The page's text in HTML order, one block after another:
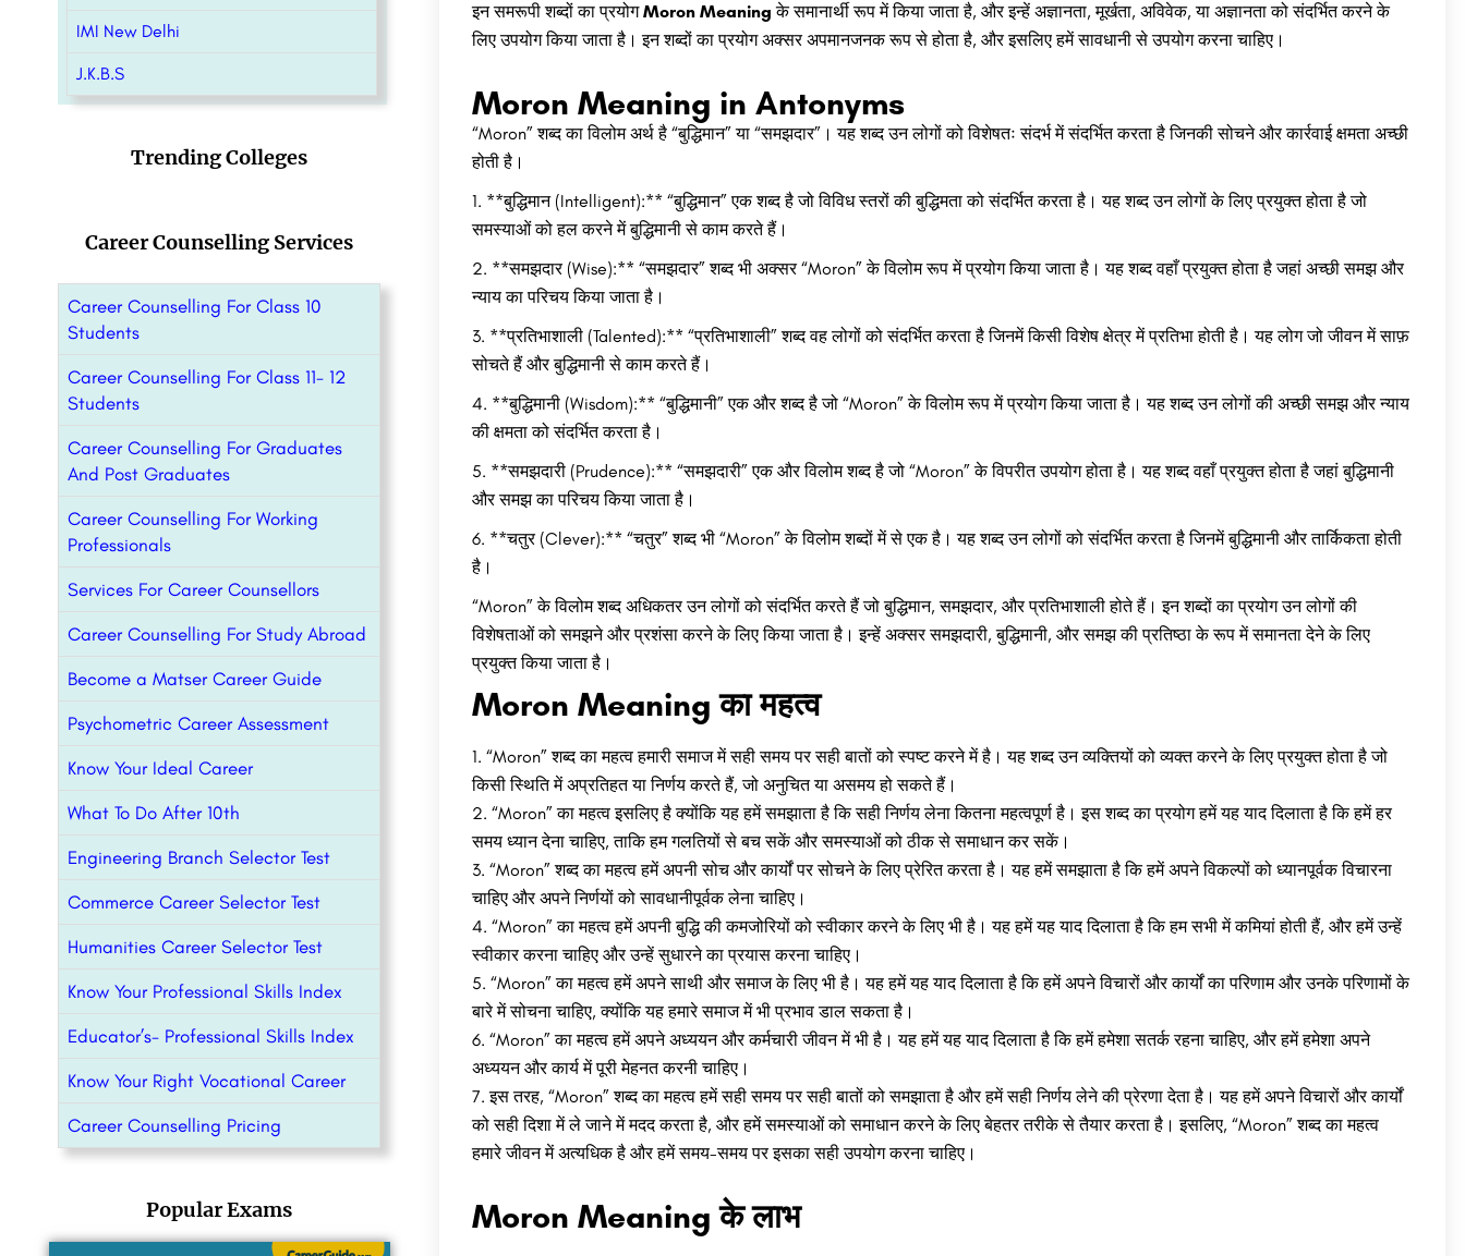
IMI New Delhi
J.K.B.S
Trending Colleges
Career Counselling Services
Career Counselling For Class 10
Students
Career Counselling For Class 11- 12
Students
Career Counselling For Graduates
And Post Graduates
Career Counselling For Working
Professionals
Services For Career Counsellors
Career Counselling For Study Abroad
Become a Matser Career Guide
Psychometric Career Assessment
Know Your Ideal Career
What To Do After 10th
Engineering Branch Selector Test
Commerce Career Selector Test
Humanities Career Selector Test
Know Your Professional Skills Index
Educator’s- Professional Skills Index
Know Your Right Vocational Career
Career Counselling Pricing
Popular Exams
इन समरूपी शब्दों का प्रयोगMoron Meaning के समानार्थी रूप में किया जाता है, और इन्हें अज्ञानता, मूर्खता, अविवेक, या अज्ञानता को संदर्भित करने के
लिए उपयोग किया जाता है। इन शब्दों का प्रयोग अक्सर अपमानजनक रूप से होता है, और इसलिए हमें सावधानी से उपयोग करना चाहिए।
Moron Meaning in Antonyms
“Moron” शब्द का विलोम अर्थ है “बुद्धिमान” या “समझदार”। यह शब्द उन लोगों को विशेषतः संदर्भ में संदर्भित करता है जिनकी सोचने और कार्रवाई क्षमता अच्छी
होती है।
1. **बुद्धिमान (Intelligent):** “बुद्धिमान” एक शब्द है जो विविध स्तरों की बुद्धिमता को संदर्भित करता है। यह शब्द उन लोगों के लिए प्रयुक्त होता है जो
समस्याओं को हल करने में बुद्धिमानी से काम करते हैं।
2. **समझदार (Wise):** “समझदार” शब्द भी अक्सर “Moron” के विलोम रूप में प्रयोग किया जाता है। यह शब्द वहाँ प्रयुक्त होता है जहां अच्छी समझ और
न्याय का परिचय किया जाता है।
3. **प्रतिभाशाली (Talented):** “प्रतिभाशाली” शब्द वह लोगों को संदर्भित करता है जिनमें किसी विशेष क्षेत्र में प्रतिभा होती है। यह लोग जो जीवन में साफ़
सोचते हैं और बुद्धिमानी से काम करते हैं।
4. **बुद्धिमानी (Wisdom):** “बुद्धिमानी” एक और शब्द है जो “Moron” के विलोम रूप में प्रयोग किया जाता है। यह शब्द उन लोगों की अच्छी समझ और न्याय
की क्षमता को संदर्भित करता है।
5. **समझदारी (Prudence):** “समझदारी” एक और विलोम शब्द है जो “Moron” के विपरीत उपयोग होता है। यह शब्द वहाँ प्रयुक्त होता है जहां बुद्धिमानी
और समझ का परिचय किया जाता है।
6. **चतुर (Clever):** “चतुर” शब्द भी “Moron” के विलोम शब्दों में से एक है। यह शब्द उन लोगों को संदर्भित करता है जिनमें बुद्धिमानी और तार्किकता होती
है।
“Moron” के विलोम शब्द अधिकतर उन लोगों को संदर्भित करते हैं जो बुद्धिमान, समझदार, और प्रतिभाशाली होते हैं। इन शब्दों का प्रयोग उन लोगों की
विशेषताओं को समझने और प्रशंसा करने के लिए किया जाता है। इन्हें अक्सर समझदारी, बुद्धिमानी, और समझ की प्रतिष्ठा के रूप में समानता देने के लिए
प्रयुक्त किया जाता है।
Moron Meaning का महत्व
“Moron” शब्द का महत्व हमारी समाज में सही समय पर सही बातों को स्पष्ट करने में है। यह शब्द उन व्यक्तियों को व्यक्त करने के लिए प्रयुक्त होता है जो
किसी स्थिति में अप्रतिहत या निर्णय करते हैं, जो अनुचित या असमय हो सकते हैं।
“Moron” का महत्व इसलिए है क्योंकि यह हमें समझाता है कि सही निर्णय लेना कितना महत्वपूर्ण है। इस शब्द का प्रयोग हमें यह याद दिलाता है कि हमें हर
समय ध्यान देना चाहिए, ताकि हम गलतियों से बच सकें और समस्याओं को ठीक से समाधान कर सकें।
“Moron” शब्द का महत्व हमें अपनी सोच और कार्यों पर सोचने के लिए प्रेरित करता है। यह हमें समझाता है कि हमें अपने विकल्पों को ध्यानपूर्वक विचारना
चाहिए और अपने निर्णयों को सावधानीपूर्वक लेना चाहिए।
“Moron” का महत्व हमें अपनी बुद्धि की कमजोरियों को स्वीकार करने के लिए भी है। यह हमें यह याद दिलाता है कि हम सभी में कमियां होती हैं, और हमें उन्हें
स्वीकार करना चाहिए और उन्हें सुधारने का प्रयास करना चाहिए।
“Moron” का महत्व हमें अपने साथी और समाज के लिए भी है। यह हमें यह याद दिलाता है कि हमें अपने विचारों और कार्यों का परिणाम और उनके परिणामों के
बारे में सोचना चाहिए, क्योंकि यह हमारे समाज में भी प्रभाव डाल सकता है।
“Moron” का महत्व हमें अपने अध्ययन और कर्मचारी जीवन में भी है। यह हमें यह याद दिलाता है कि हमें हमेशा सतर्क रहना चाहिए, और हमें हमेशा अपने
अध्ययन और कार्य में पूरी मेहनत करनी चाहिए।
इस तरह, “Moron” शब्द का महत्व हमें सही समय पर सही बातों को समझाता है और हमें सही निर्णय लेने की प्रेरणा देता है। यह हमें अपने विचारों और कार्यों
को सही दिशा में ले जाने में मदद करता है, और हमें समस्याओं को समाधान करने के लिए बेहतर तरीके से तैयार करता है। इसलिए, “Moron” शब्द का महत्व
हमारे जीवन में अत्यधिक है और हमें समय-समय पर इसका सही उपयोग करना चाहिए।
Moron Meaning के लाभ